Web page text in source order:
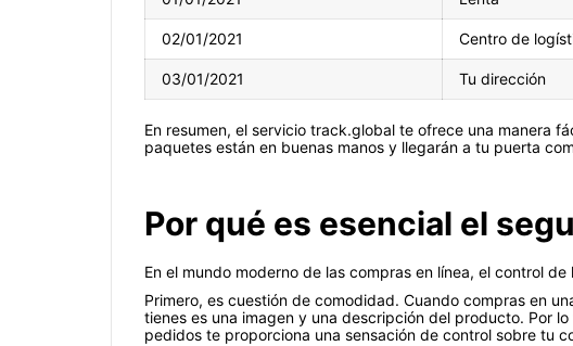
02/01/2021 Centro de
03/01/2021 Tu dirección
En resumen, el servicio track.global te ofrece una manera
paquetes están en buenas manos y llegarán a tu puerta
Por qué es esencial el
En el mundo moderno de las compras en línea, el control
Primero, es cuestión de comodidad. Cuando compras en
tienes es una imagen y una descripción del producto. Por
pedidos te proporciona una sensación de control sobre tu